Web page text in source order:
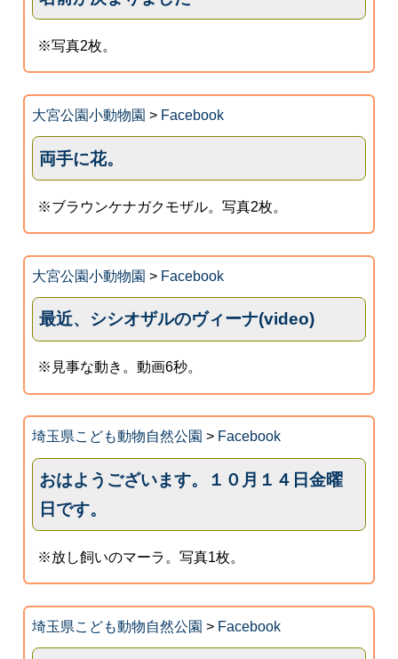
※写真2枚。
大宮公園小動物園 > Facebook
両手に花。
※ブラウンケナガクモザル。写真2枚。
大宮公園小動物園 > Facebook
最近、シシオザルのヴィーナ(video)
※見事な動き。動画6秒。
埼玉県こども動物自然公園 > Facebook
おはようございます。１０月１４日金曜
日です。
※放し飼いのマーラ。写真1枚。
埼玉県こども動物自然公園 > Facebook